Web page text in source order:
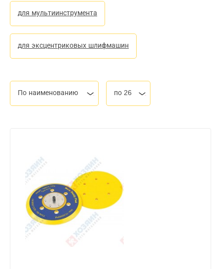
для мультиинструмента
для эксцентриковых шлифмашин
По наименованию по 26